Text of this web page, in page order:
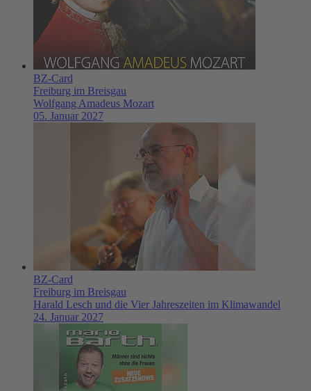
BZ-Card
Freiburg im Breisgau
Wolfgang Amadeus Mozart
05. Januar 2027
BZ-Card
Freiburg im Breisgau
Harald Lesch und die Vier Jahreszeiten im Klimawandel
24. Januar 2027